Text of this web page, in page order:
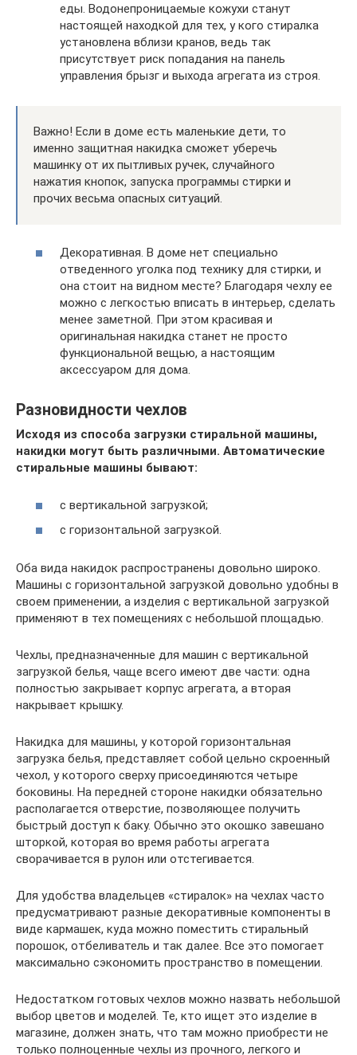
еды. Водонепроницаемые кожухи станут
настоящей находкой для тех, у кого стиралка
установлена вблизи кранов, ведь так
присутствует риск попадания на панель
управления брызг и выхода агрегата из строя.
Важно! Если в доме есть маленькие дети, то
именно защитная накидка сможет уберечь
машинку от их пытливых ручек, случайного
нажатия кнопок, запуска программы стирки и
прочих весьма опасных ситуаций.
Декоративная. В доме нет специально
отведенного уголка под технику для стирки, и
она стоит на видном месте? Благодаря чехлу ее
можно с легкостью вписать в интерьер, сделать
менее заметной. При этом красивая и
оригинальная накидка станет не просто
функциональной вещью, а настоящим
аксессуаром для дома.
Разновидности чехлов
Исходя из способа загрузки стиральной машины,
накидки могут быть различными. Автоматические
стиральные машины бывают:
с вертикальной загрузкой;
с горизонтальной загрузкой.
Оба вида накидок распространены довольно широко.
Машины с горизонтальной загрузкой довольно удобны в
своем применении, а изделия с вертикальной загрузкой
применяют в тех помещениях с небольшой площадью.
Чехлы, предназначенные для машин с вертикальной
загрузкой белья, чаще всего имеют две части: одна
полностью закрывает корпус агрегата, а вторая
накрывает крышку.
Накидка для машины, у которой горизонтальная
загрузка белья, представляет собой цельно скроенный
чехол, у которого сверху присоединяются четыре
боковины. На передней стороне накидки обязательно
располагается отверстие, позволяющее получить
быстрый доступ к баку. Обычно это окошко завешано
шторкой, которая во время работы агрегата
сворачивается в рулон или отстегивается.
Для удобства владельцев «стиралок» на чехлах часто
предусматривают разные декоративные компоненты в
виде кармашек, куда можно поместить стиральный
порошок, отбеливатель и так далее. Все это помогает
максимально сэкономить пространство в помещении.
Недостатком готовых чехлов можно назвать небольшой
выбор цветов и моделей. Те, кто ищет это изделие в
магазине, должен знать, что там можно приобрести не
только полноценные чехлы из прочного, легкого и